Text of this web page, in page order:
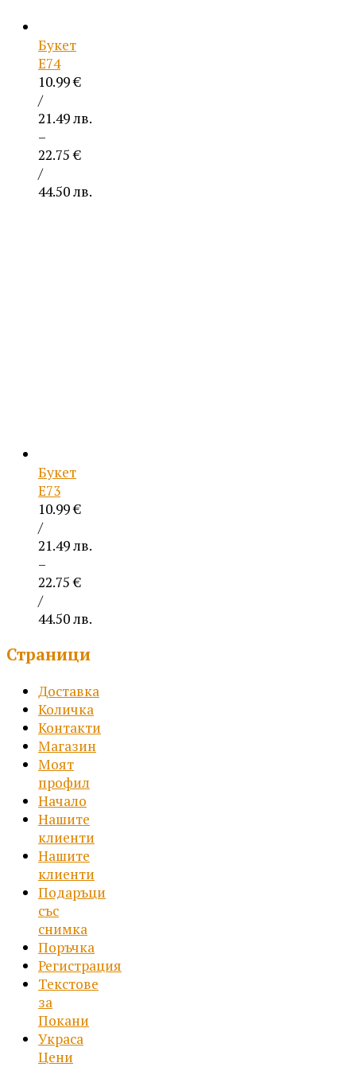
Букет
Е74
10.99€
/
21.49 лв.
–
22.75€
/
44.50 лв.
Букет
Е73
10.99€
/
21.49 лв.
–
22.75€
/
44.50 лв.
range:
/
21.49 лв.
through
22.75 €
/
44.50 лв.
Страници
Доставка
Количка
Контакти
Магазин
Моят
профил
Начало
Нашите
клиенти
Нашите
клиенти
Подаръци
със
снимка
Поръчка
Регистрация
Текстове
за
Покани
Украса
Цени